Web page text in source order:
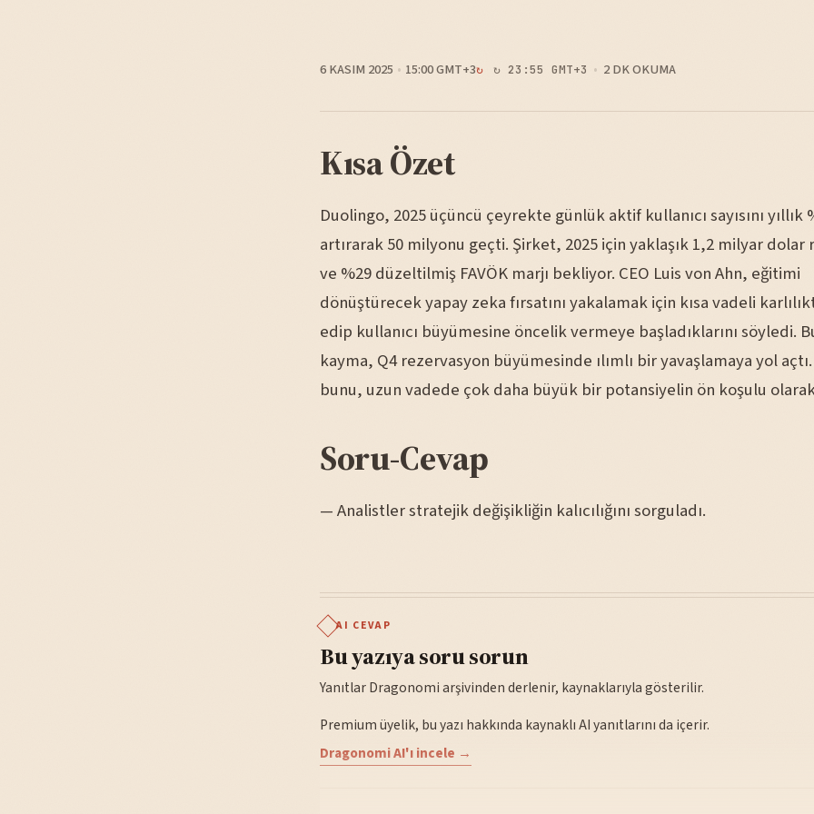
6 KASIM 2025 15:00 GMT+3 ↻ 23:55 GMT+3 2 DK OKUMA
Kısa Özet
Duolingo, 2025 üçüncü çeyrekte günlük aktif kullanıcı sayısını yıllık
artırarak 50 milyonu geçti. Şirket, 2025 için yaklaşık 1,2 milyar dolar
ve %29 düzeltilmiş FAVÖK marjı bekliyor. CEO Luis von Ahn, eğitimi
dönüştürecek yapay zeka fırsatını yakalamak için kısa vadeli
edip kullanıcı büyümesine öncelik vermeye başladıklarını söyledi.
kayma, Q4 rezervasyon büyümesinde ılımlı bir yavaşlamaya yol
bunu, uzun vadede çok daha büyük bir potansiyelin ön koşulu
Soru-Cevap
— Analistler stratejik değişikliğin kalıcılığını sorguladı.
AI CEVAP
Bu yazıya soru sorun
Yanıtlar Dragonomi arşivinden derlenir, kaynaklarıyla gösterilir.
Premium üyelik, bu yazı hakkında kaynaklı AI yanıtlarını da içerir.
Dragonomi AI'ı incele →